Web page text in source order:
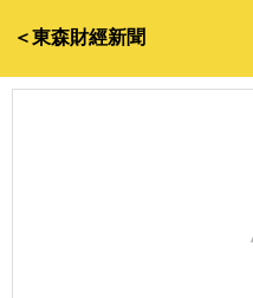
＜東森財經新聞